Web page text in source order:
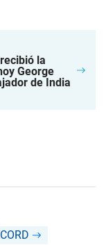
la
George
de India